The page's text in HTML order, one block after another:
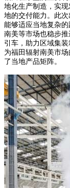
地化生产制造，实
地的交付能力。此
能够适应当地复杂的
南美等市场也稳步
引车，助力区域集
为福田辐射南美市
了当地产品矩阵。